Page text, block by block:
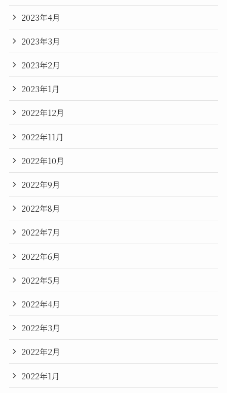
2023年4月
2023年3月
2023年2月
2023年1月
2022年12月
2022年11月
2022年10月
2022年9月
2022年8月
2022年7月
2022年6月
2022年5月
2022年4月
2022年3月
2022年2月
2022年1月